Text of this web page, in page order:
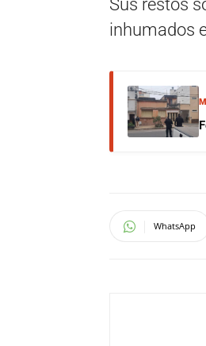
Sus restos
inhumados
WhatsApp